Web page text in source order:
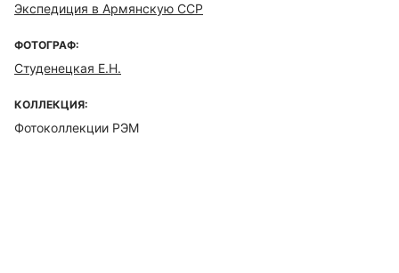
Экспедиция в Армянскую ССР
ФОТОГРАФ:
Студенецкая Е.Н.
КОЛЛЕКЦИЯ:
Фотоколлекции РЭМ